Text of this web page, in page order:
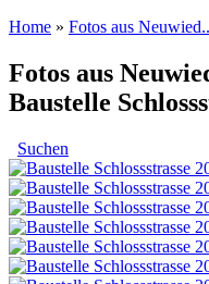
Home » Fotos aus Neuwied..
Fotos aus
Baustelle
Suchen